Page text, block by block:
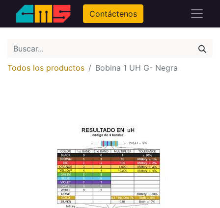
Contáctenos
Todos los productos Bobina 1 UH G- Negra